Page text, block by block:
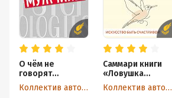
О чём не
говорят
мужчины, или
Что мужчины
Коллектив авторов
Саммари книги
«Ловушка
счастья.
Перестаем
Коллектив авторов